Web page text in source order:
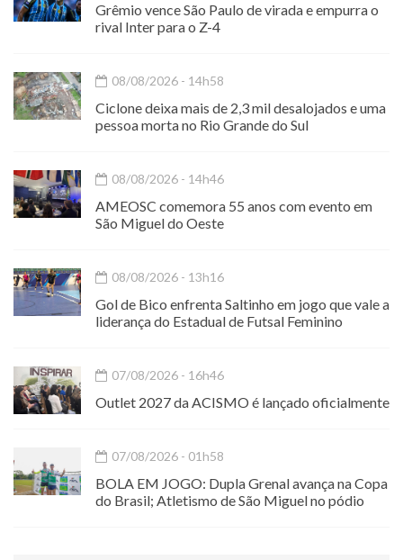
Grêmio vence São Paulo de virada e empurra o
rival Inter para o Z-4
08/08/2026 - 14h58
Ciclone deixa mais de 2,3 mil desalojados e uma
pessoa morta no Rio Grande do Sul
08/08/2026 - 14h46
AMEOSC comemora 55 anos com evento em
São Miguel do Oeste
08/08/2026 - 13h16
Gol de Bico enfrenta Saltinho em jogo que vale a
liderança do Estadual de Futsal Feminino
07/08/2026 - 16h46
Outlet 2027 da ACISMO é lançado oficialmente
07/08/2026 - 01h58
BOLA EM JOGO: Dupla Grenal avança na Copa
do Brasil; Atletismo de São Miguel no pódio